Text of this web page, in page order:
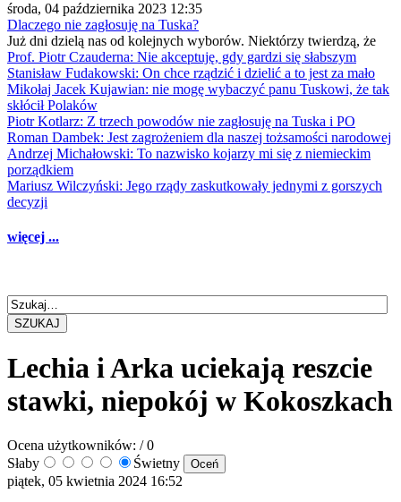
środa, 04 października 2023 12:35
Dlaczego nie zagłosuję na Tuska?
Już dni dzielą nas od kolejnych wyborów. Niektórzy twierdzą, że
Prof. Piotr Czauderna: Nie akceptuję, gdy gardzi się słabszym
Stanisław Fudakowski: On chce rządzić i dzielić a to jest za mało
Mikołaj Jacek Kujawian: nie mogę wybaczyć panu Tuskowi, że tak
skłócił Polaków
Piotr Kotlarz: Z trzech powodów nie zagłosuję na Tuska i PO
Roman Dambek: Jest zagrożeniem dla naszej tożsamości narodowej
Andrzej Michałowski: To nazwisko kojarzy mi się z niemieckim
porządkiem
Mariusz Wilczyński: Jego rządy zaskutkowały jednymi z gorszych
decyzji
więcej ...
SZUKAJ
Lechia i Arka uciekają reszcie
stawki, niepokój w Kokoszkach
Ocena użytkowników: / 0
Słaby
Świetny
piątek, 05 kwietnia 2024 16:52